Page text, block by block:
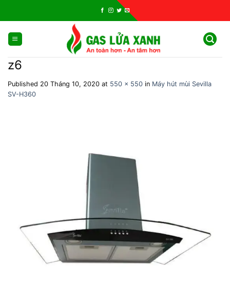
z6
Published 20 Tháng 10, 2020 at 550 × 550 in Máy hút mùi Sevilla
SV-H360